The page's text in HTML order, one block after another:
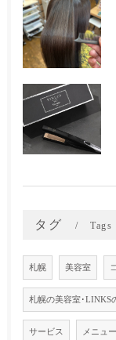
タグ Tags
札幌 美容室
札幌の美容室･LINKS
サービス メニュー